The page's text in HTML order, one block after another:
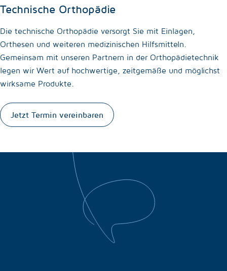
Technische Orthopädie
Die technische Orthopädie versorgt Sie mit Einlagen,
Orthesen und weiteren medizinischen Hilfsmitteln.
Gemeinsam mit unseren Partnern in der Orthopädietechnik
legen wir Wert auf hochwertige, zeitgemäße und möglichst
wirksame Produkte.
Jetzt Termin vereinbaren